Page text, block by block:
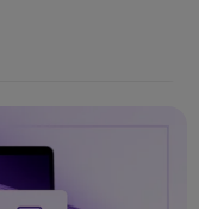
– Eurosport